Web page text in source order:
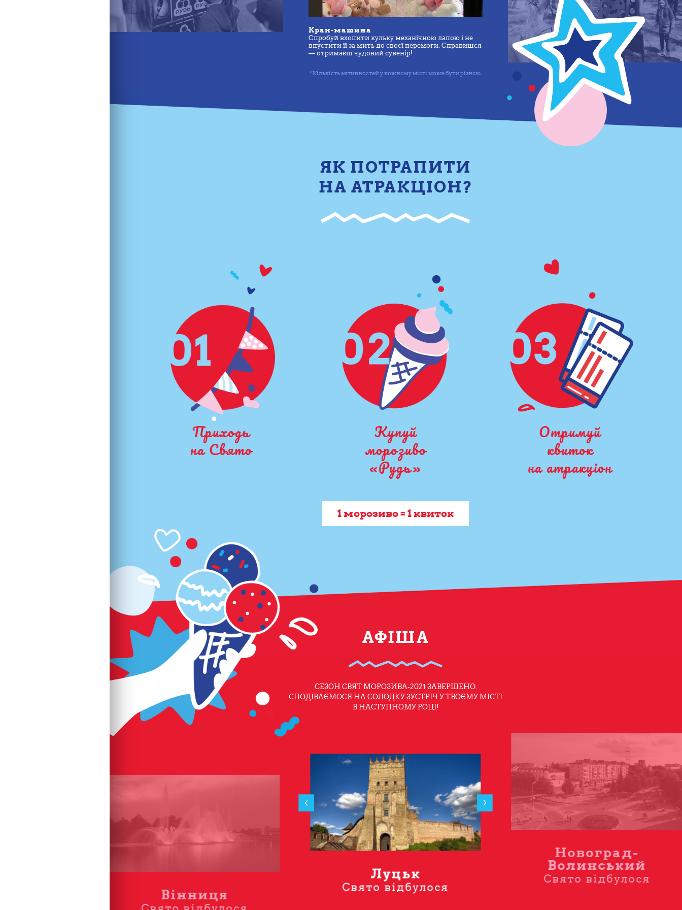
Кран-машина
Спробуй вхопити кульку механічною лапою і не
впустити її за мить до своєї перемоги. Справишся
— отримаєш чудовий сувенір!
* Кількість активностей у кожному місті може бути різною.
ЯК ПОТРАПИТИ
НА АТРАКЦІОН?
Приходь
на Свято
Купуй
морозиво
«Рудь»
Отримуй
квиток
на атракціон
1 морозиво = 1 квиток
АФІША
СЕЗОН СВЯТ МОРОЗИВА-2021 ЗАВЕРШЕНО.
СПОДІВАЄМОСЯ НА СОЛОДКУ ЗУСТРІЧ У ТВОЄМУ МІСТІ
В НАСТУПНОМУ РОЦІ!
Вінниця
Луцьк
Свято відбулося
Новоград-
Волинський
Свято відбулося